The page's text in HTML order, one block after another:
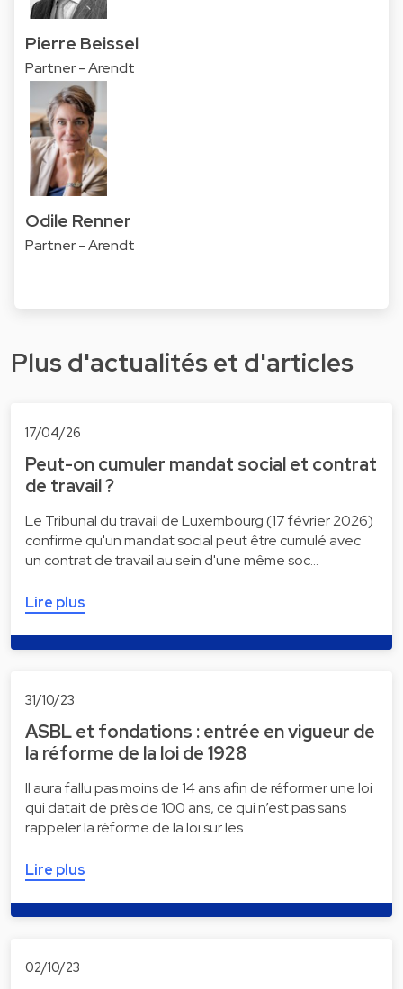
Pierre Beissel
Partner - Arendt
Odile Renner
Partner - Arendt
Plus d'actualités et d'articles
17/04/26
Peut-on cumuler mandat social et contrat
de travail ?
Le Tribunal du travail de Luxembourg (17 février 2026)
confirme qu'un mandat social peut être cumulé avec
un contrat de travail au sein d'une même soc…
Lire plus
31/10/23
ASBL et fondations : entrée en vigueur de
la réforme de la loi de 1928
Il aura fallu pas moins de 14 ans afin de réformer une loi
qui datait de près de 100 ans, ce qui n’est pas sans
rappeler la réforme de la loi sur les …
Lire plus
02/10/23